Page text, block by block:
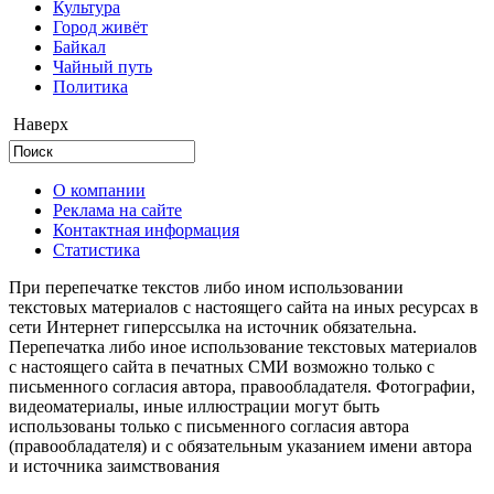
Культура
Город живёт
Байкал
Чайный путь
Политика
Наверх
О компании
Реклама на сайте
Контактная информация
Статистика
При перепечатке текстов либо ином использовании
текстовых материалов с настоящего сайта на иных ресурсах в
сети Интернет гиперссылка на источник обязательна.
Перепечатка либо иное использование текстовых материалов
с настоящего сайта в печатных СМИ возможно только с
письменного согласия автора, правообладателя. Фотографии,
видеоматериалы, иные иллюстрации могут быть
использованы только с письменного согласия автора
(правообладателя) и с обязательным указанием имени автора
и источника заимствования